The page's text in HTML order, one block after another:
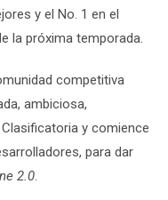
y el No. 1 en el
la próxima temporada.
competitiva
ambiciosa,
y comience
para dar
2.0.